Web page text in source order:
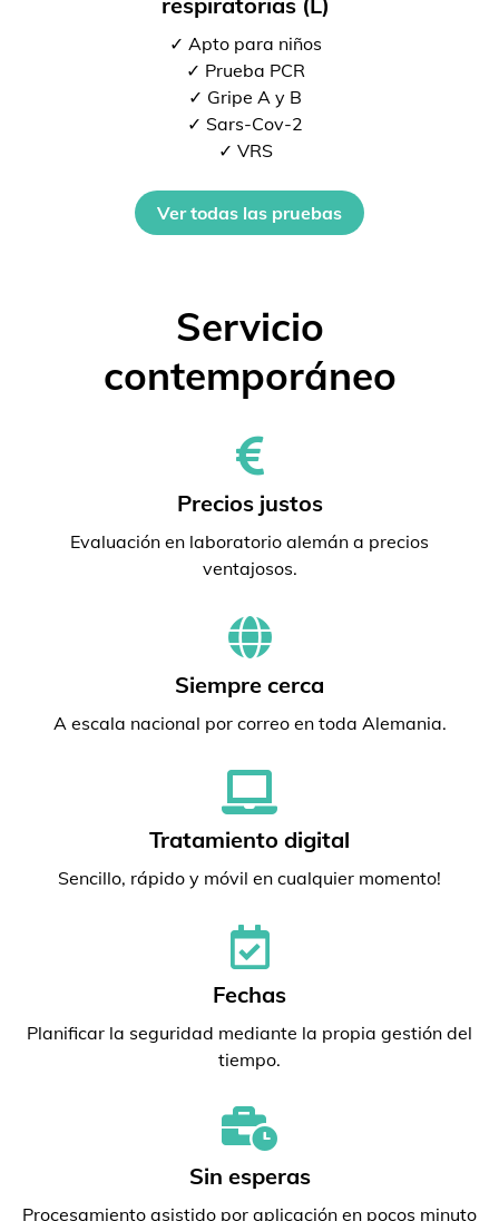
✓ Apto para niños
✓ Prueba PCR
✓ Gripe A y B
✓ Sars-Cov-2
✓ VRS
Ver todas las pruebas
Servicio
contemporáneo
Precios justos
Evaluación en laboratorio alemán a precios
ventajosos.
Siempre cerca
A escala nacional por correo en toda Alemania.
Tratamiento digital
Sencillo, rápido y móvil en cualquier momento!
Fechas
Planificar la seguridad mediante la propia gestión del
tiempo.
Sin esperas
Procesamiento asistido por aplicación en pocos minuto